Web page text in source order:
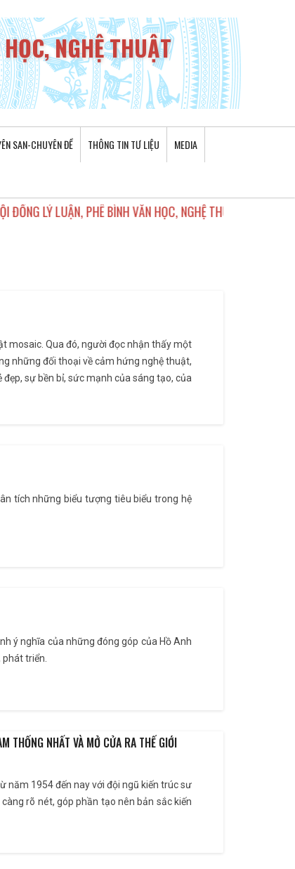
NGHỆ THUẬT
SAN-CHUYÊN ĐỀ THÔNG TIN TƯ LIỆU MEDIA
LÝ LUẬN, PHÊ BÌNH VĂN HỌC, NGHỆ THUẬT TRUNG ƯƠNG
mosaic. Qua đó, người đọc nhận thấy một
những đối thoại về cảm hứng nghệ thuật,
sự bền bỉ, sức mạnh của sáng tạo, của
tích những biểu tượng tiêu biểu trong hệ
ý nghĩa của những đóng góp của Hồ Anh
phát triển.
THỐNG NHẤT VÀ MỞ CỬA RA THẾ GIỚI
năm 1954 đến nay với đội ngũ kiến trúc sư
rõ nét, góp phần tạo nên bản sắc kiến